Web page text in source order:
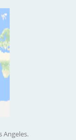
Angeles.